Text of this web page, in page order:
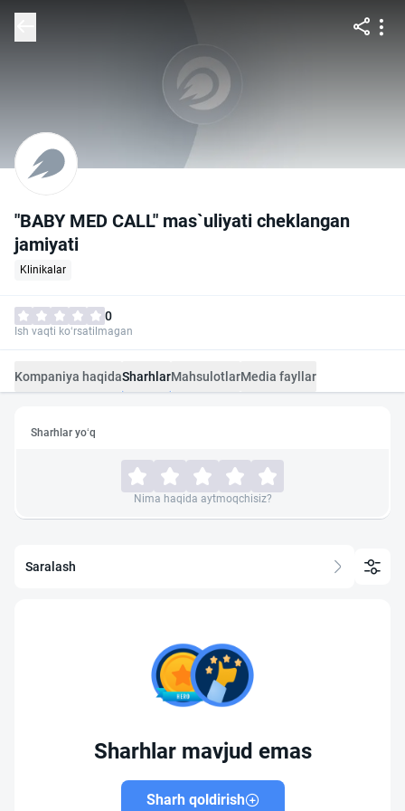
"BABY MED CALL" mas`uliyati cheklangan
jamiyati
Klinikalar
0
Ish vaqti ko‘rsatilmagan
Kompaniya haqidaSharhlarMahsulotlarMedia fayllar
Sharhlar yo‘q
Nima haqida aytmoqchisiz?
Saralash
Sharhlar mavjud emas
Sharh qoldirish